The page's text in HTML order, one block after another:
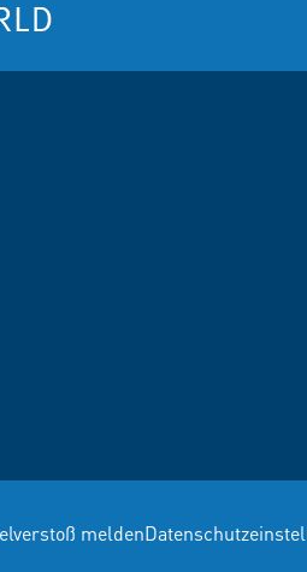
melden